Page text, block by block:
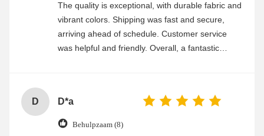
The quality is exceptional, with durable fabric and
vibrant colors. Shipping was fast and secure,
arriving ahead of schedule. Customer service
was helpful and friendly. Overall, a fantastic
D D*a
Behulpzaam (8)